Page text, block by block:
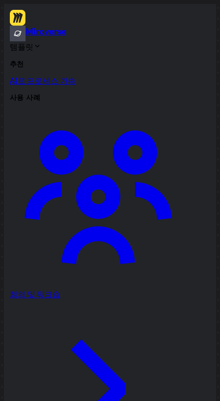
Miroverse
템플릿
추천
AI로 프로세스 가속
사용 사례
회의 및 워크숍